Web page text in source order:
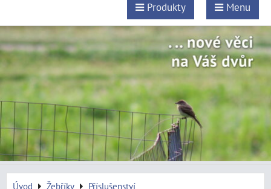
Produkty Menu
Úvod Žebříky Příslušenství